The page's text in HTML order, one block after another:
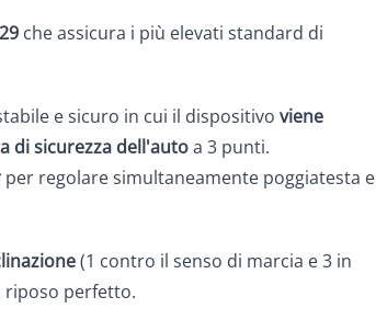
che assicura i più elevati standard di
e sicuro in cui il dispositivo viene
di sicurezza dell'autoa 3 punti.
per regolare simultaneamente poggiatesta e
(1 contro il senso di marcia e 3 in
riposo perfetto.